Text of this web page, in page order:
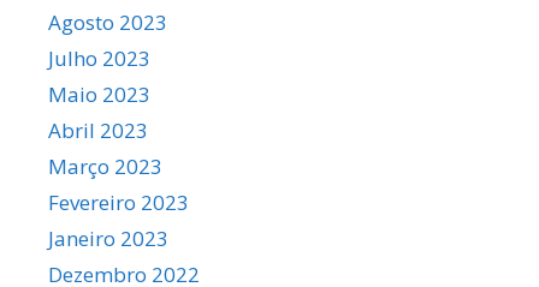
Agosto 2023
Julho 2023
Maio 2023
Abril 2023
Março 2023
Fevereiro 2023
Janeiro 2023
Dezembro 2022